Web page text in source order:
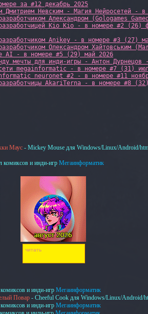
за #12 декабрь 2025
Дмитрием Невским - Магия Нейросетей -
Александром (Gologames
Kio Kio - в номере #2 (26)
Anikey - в номере #3 (27)
Олександром Хайтовським
AI - в номере #5 (29) май 2026
мечты для инди-игры - Антон
megainformatic - в номере #7 (31)
neuronet #2 - в номере #11
AkariTerna - в номере #8
Маус - Mickey Mouse для Windows/Linux/Android/
комиксов и инди-игр Мегаинформатик
читать
и инди-игр Мегаинформатик
Повар - Cheeful Cook для Windows/Linux/Android/
и инди-игр Мегаинформатик